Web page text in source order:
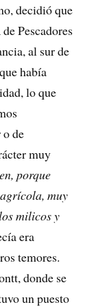
decidió que
Pescadores
al sur de
había
lo que
de
muy
porque
muy
milicos y
era
temores.
donde se
un puesto